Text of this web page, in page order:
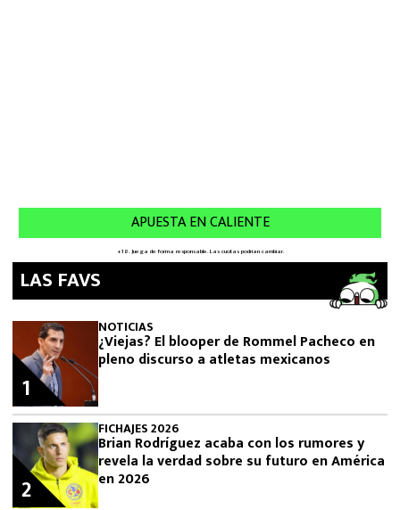
LAS FAVS
NOTICIAS
¿Viejas? El blooper de Rommel Pacheco en
pleno discurso a atletas mexicanos
1
FICHAJES 2026
Brian Rodríguez acaba con los rumores y
revela la verdad sobre su futuro en América
en 2026
2